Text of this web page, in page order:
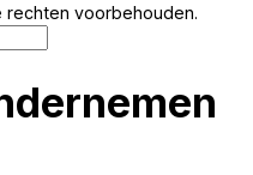
rechten voorbehouden.